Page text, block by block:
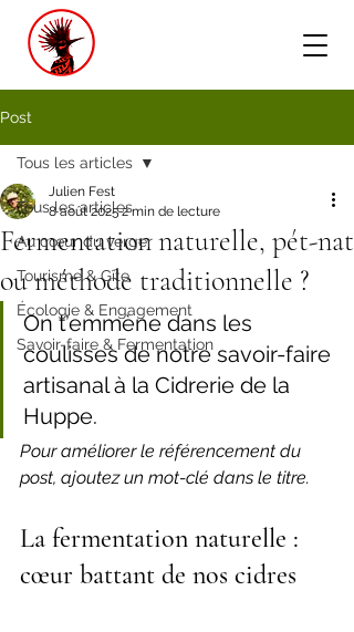
Post
Tous les articles
Au cœur du verger
Tourisme & Gîte
Écologie & Engagement
Savoir-faire & Fermentation
Tous les articles
Fermentation naturelle, pét-nat
ou méthode traditionnelle ?
Julien Fest
8 août 20252 min de lecture
On t’emmène dans les
coulisses de notre savoir-faire
artisanal à la Cidrerie de la
Huppe.
Pour améliorer le référencement du
post, ajoutez un mot-clé dans le titre.
La fermentation naturelle :
cœur battant de nos cidres